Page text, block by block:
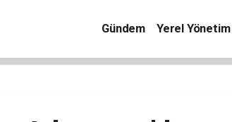
Gündem Yerel Yönetim